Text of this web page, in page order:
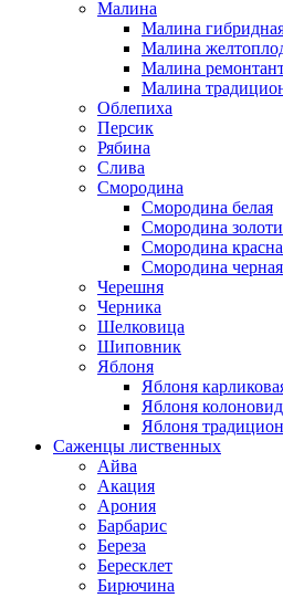
Малина
Малина
Малина
Малина
Малина
Облепиха
Персик
Рябина
Слива
Смородина
Смородина белая
Смородина
Смородина
Смородина черная
Черешня
Черника
Шелковица
Шиповник
Яблоня
Яблоня
Яблоня
Яблоня
Саженцы лиственных
Айва
Акация
Арония
Барбарис
Береза
Бересклет
Бирючина